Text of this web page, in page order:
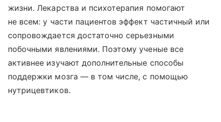
жизни. Лекарства и психотерапия помогают
не всем: у части пациентов эффект частичный или
сопровождается достаточно серьезными
побочными явлениями. Поэтому ученые все
активнее изучают дополнительные способы
поддержки мозга — в том числе, с помощью
нутрицевтиков.